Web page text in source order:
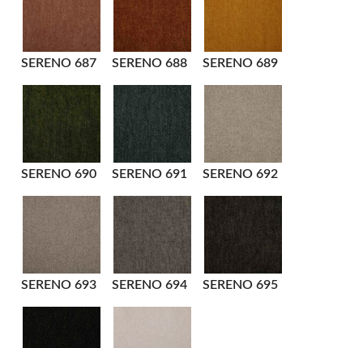
SERENO 687 SERENO 688 SERENO 689
SERENO 690 SERENO 691 SERENO 692
SERENO 693 SERENO 694 SERENO 695